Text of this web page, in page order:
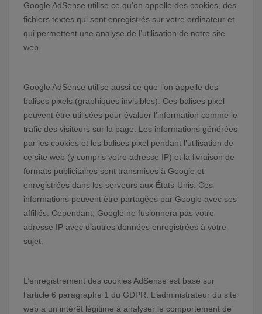
Google AdSense utilise ce qu’on appelle des cookies, des
fichiers textes qui sont enregistrés sur votre ordinateur et
qui permettent une analyse de l’utilisation de notre site
web.
Google AdSense utilise aussi ce que l’on appelle des
balises pixels (graphiques invisibles). Ces balises pixel
peuvent être utilisées pour évaluer l’information comme le
trafic des visiteurs sur la page. Les informations générées
par les cookies et les balises pixel pendant l’utilisation de
ce site web (y compris votre adresse IP) et la livraison de
formats publicitaires sont transmises à Google et
enregistrées dans les serveurs aux États-Unis. Ces
informations peuvent être partagées par Google avec ses
affiliés. Cependant, Google ne fusionnera pas votre
adresse IP avec d’autres données enregistrées à votre
sujet.
L’enregistrement des cookies AdSense est basé sur
l’article 6 paragraphe 1 du GDPR. L’administrateur du site
web a un intérêt légitime à analyser le comportement de